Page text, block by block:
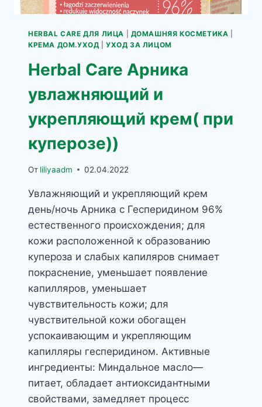
HERBAL CARE ДЛЯ ЛИЦА ДОМАШНЯЯ КОСМЕТИКА
КРЕМА ДОМ.УХОД |УХОД ЗА ЛИЦОМ
Herbal Care Арника
увлажняющий и
укрепляющий крем( при
куперозе))
От liliyaadm 02.04.2022
Увлажняющий и укрепляющий крем
день/ночь Арника с Гесперидином 96%
естественного происхождения; для
кожи расположенной к образованию
купероза и слабых капиляров снимает
покраснение, уменьшает появление
капилляров, уменьшает
чувствительность кожи; для
чувствительной кожи обогащен
успокаивающим и укрепляющим
капилляры гесперидином. Активные
ингредиенты: Миндальное масло—
питает, обладает антиоксидантными
свойствами, замедляет процесс